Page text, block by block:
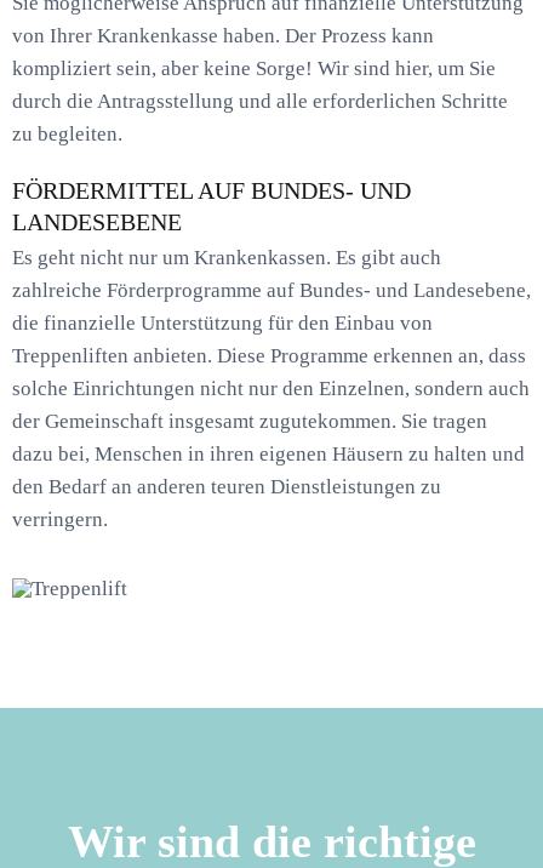
von Ihrer Krankenkasse haben. Der Prozess kann
kompliziert sein, aber keine Sorge! Wir sind hier, um Sie
durch die Antragsstellung und alle erforderlichen Schritte
zu begleiten.
FÖRDERMITTEL AUF BUNDES- UND
LANDESEBENE
Es geht nicht nur um Krankenkassen. Es gibt auch
zahlreiche Förderprogramme auf Bundes- und Landesebene,
die finanzielle Unterstützung für den Einbau von
Treppenliften anbieten. Diese Programme erkennen an, dass
solche Einrichtungen nicht nur den Einzelnen, sondern auch
der Gemeinschaft insgesamt zugutekommen. Sie tragen
dazu bei, Menschen in ihren eigenen Häusern zu halten und
den Bedarf an anderen teuren Dienstleistungen zu
verringern.
Wir sind die richtige